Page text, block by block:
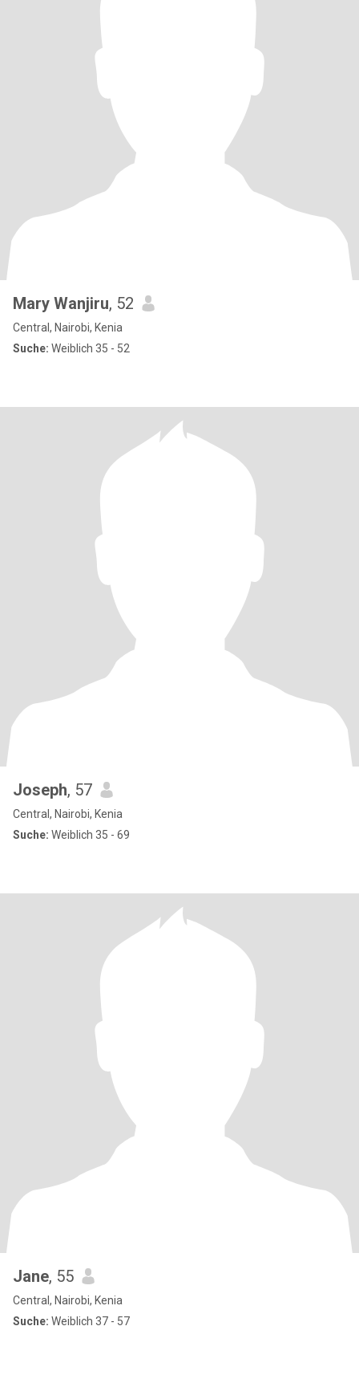
Mary Wanjiru, 52
Central, Nairobi, Kenia
Suche: Weiblich 35 - 52
Joseph, 57
Central, Nairobi, Kenia
Suche: Weiblich 35 - 69
Jane, 55
Central, Nairobi, Kenia
Suche: Weiblich 37 - 57